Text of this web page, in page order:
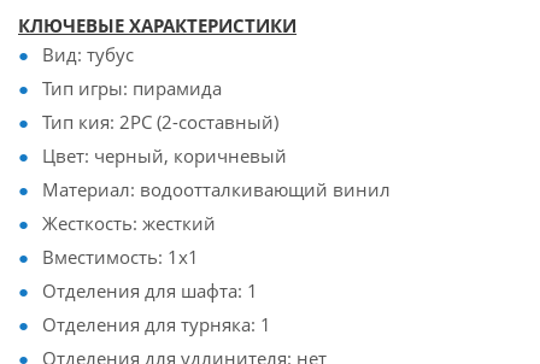
КЛЮЧЕВЫЕ ХАРАКТЕРИСТИКИ
Вид: тубус
Тип игры: пирамида
Тип кия: 2PC (2-составный)
Цвет: черный, коричневый
Материал: водоотталкивающий винил
Жесткость: жесткий
Вместимость: 1x1
Отделения для шафта: 1
Отделения для турняка: 1
Отделения для удлинителя: нет